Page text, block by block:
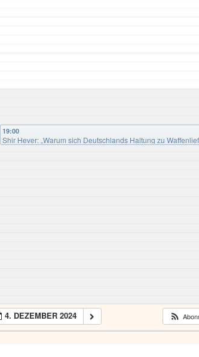
19:00
Shir Hever: „Warum sich Deutschlands Haltung zu
4. DEZEMBER 2024